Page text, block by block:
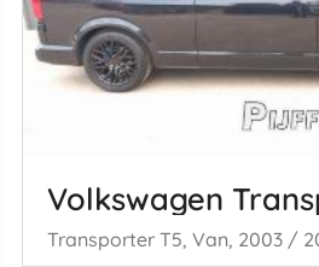
Volkswagen
Transporter T5, Van, 2003 /